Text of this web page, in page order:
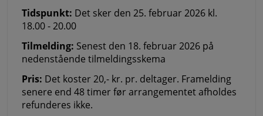
Tidspunkt Det sker den 25. februar 2026 kl.
18.00 - 20.00
Tilmelding Senest den 18. februar 2026 på
nedenstående tilmeldingsskema
Pris Det koster 20,- kr. pr. deltager. Framelding
senere end 48 timer før arrangementet afholdes
refunderes ikke.